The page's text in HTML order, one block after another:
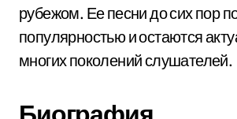
рубежом. Ее песни до сих пор
популярностью и остаются
многих поколений слушателей.